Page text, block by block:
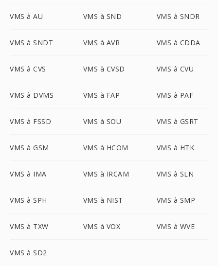
VMS à AU VMS à SND VMS à SNDR
VMS à SNDT VMS à AVR VMS à CDDA
VMS à CVS VMS à CVSD VMS à CVU
VMS à DVMS VMS à FAP VMS à PAF
VMS à FSSD VMS à SOU VMS à GSRT
VMS à GSM VMS à HCOM VMS à HTK
VMS à IMA VMS à IRCAM VMS à SLN
VMS à SPH VMS à NIST VMS à SMP
VMS à TXW VMS à VOX VMS à WVE
VMS à SD2